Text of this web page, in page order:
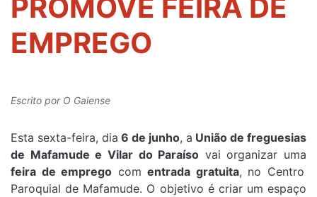
PROMOVE FEIRA DE
EMPREGO
Escrito por O Gaiense
Esta sexta-feira, dia 6 de junho, a União de freguesias
de Mafamude e Vilar do Paraíso vai organizar uma
feira de emprego com entrada gratuita, no Centro
Paroquial de Mafamude. O objetivo é criar um espaço